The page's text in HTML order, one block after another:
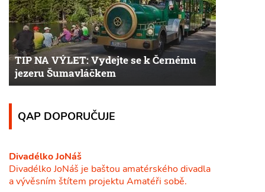
TIP NA VÝLET: Vydejte se k Černému
jezeru Šumavláčkem
QAP DOPORUČUJE
Divadélko JoNáš
Divadélko JoNáš je baštou amatérského divadla
a vývěsním štítem projektu Amatéři sobě.